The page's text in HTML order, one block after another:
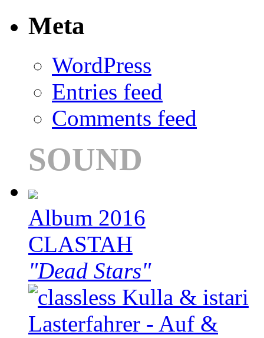
Meta
WordPress
Entries feed
Comments feed
SOUND
Album 2016
CLASTAH
"Dead Stars"